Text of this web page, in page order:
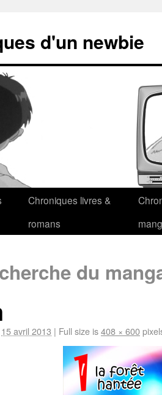
d'un newbie
Chroniques livres &
romans
du
15 avril 2013 | Full size is408 × 600